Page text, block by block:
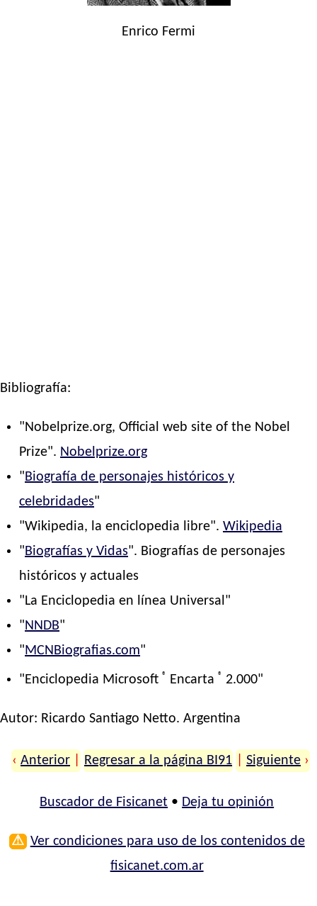
Enrico Fermi
Bibliografía:
"Nobelprize.org, Official web site of the Nobel
Prize". Nobelprize.org
"Biografía de personajes históricos y
celebridades"
"Wikipedia, la enciclopedia libre".Wikipedia
"Biografías y Vidas". Biografías de personajes
históricos y actuales
"La Enciclopedia en línea Universal"
"NNDB"
"MCNBiografias.com"
"Enciclopedia Microsoft ® Encarta ® 2.000"
Autor: Ricardo Santiago Netto. Argentina
‹ Anterior Regresar a la página BI91 Siguiente ›
Buscador de Fisicanet • Deja tu opinión
⚠ Ver condiciones para uso de los contenidos de
fisicanet.com.ar